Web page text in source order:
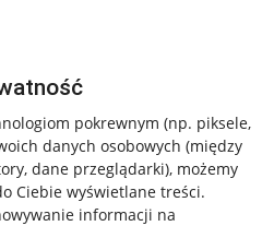
pokrewnym (np. piksele,
danych osobowych (między
dane przeglądarki), możemy
Ciebie wyświetlane treści.
informacji na